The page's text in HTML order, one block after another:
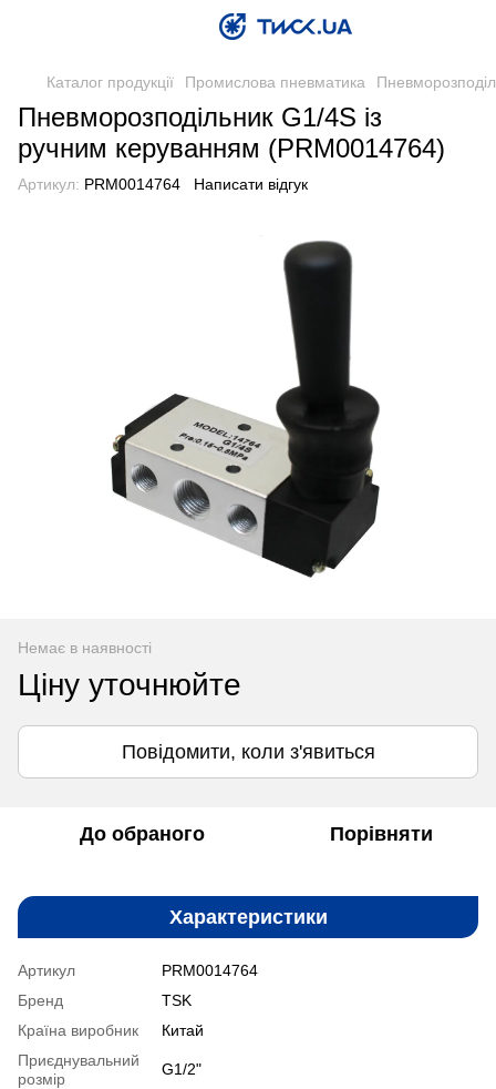
Каталог продукції Промислова пневматика
Пневморозподільник G1/4S із
ручним керуванням (PRM0014764)
Артикул: PRM0014764 Написати відгук
Немає в наявності
Ціну уточнюйте
Повідомити, коли з'явиться
До обраного Порівняти
Характеристики
Артикул
PRM0014764
Бренд
TSK
Країна виробник
Китай
Приєднувальний
розмір
G1/2"